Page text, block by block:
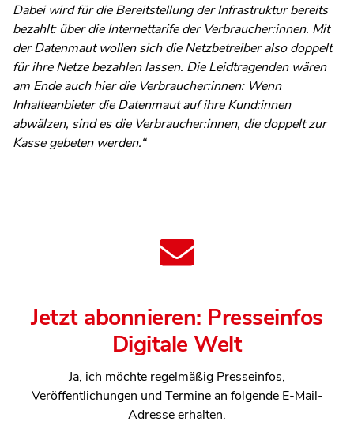
Dabei wird für die Bereitstellung der Infrastruktur bereits
bezahlt: über die Internettarife der Verbraucher:innen. Mit
der Datenmaut wollen sich die Netzbetreiber also doppelt
für ihre Netze bezahlen lassen. Die Leidtragenden wären
am Ende auch hier die Verbraucher:innen: Wenn
Inhalteanbieter die Datenmaut auf ihre Kund:innen
abwälzen, sind es die Verbraucher:innen, die doppelt zur
Kasse gebeten werden.“
Jetzt abonnieren: Presseinfos
Digitale Welt
Ja, ich möchte regelmäßig Presseinfos,
Veröffentlichungen und Termine an folgende E-Mail-
Adresse erhalten.